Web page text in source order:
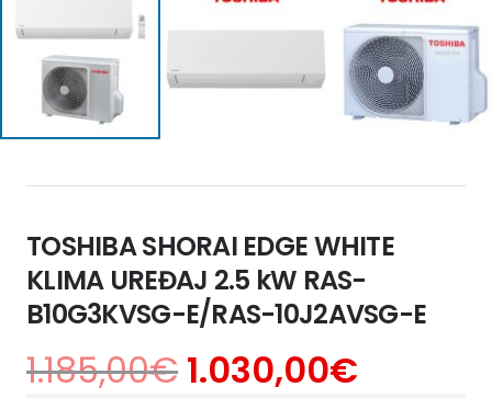
TOSHIBA SHORAI EDGE WHITE
KLIMA UREĐAJ 2.5 kW RAS-
B10G3KVSG-E/RAS-10J2AVSG-E
1.185,00€ 1.030,00€